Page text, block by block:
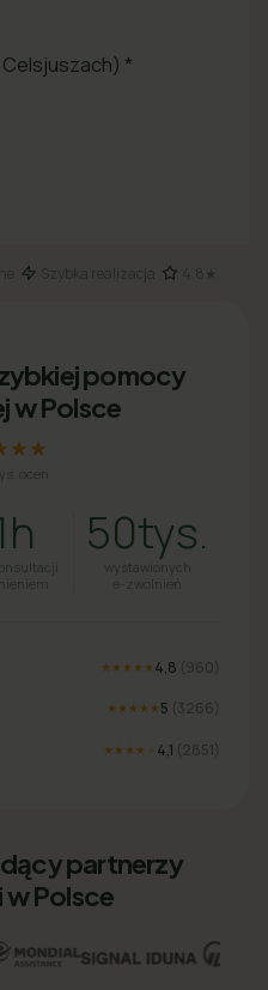
· Szybka realizacja 4.8★
pomocy
w Polsce
ocen
50tys.
wystawionych
e-zwolnień
★★★★★ 4,8 (960
★★★★★ 5 (3266
★★★★ 4,1 (2851
partnerzy
Polsce